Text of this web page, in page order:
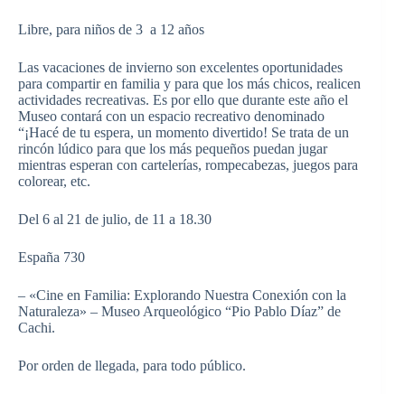
Libre, para niños de 3 a 12 años
Las vacaciones de invierno son excelentes oportunidades
para compartir en familia y para que los más chicos, realicen
actividades recreativas. Es por ello que durante este año el
Museo contará con un espacio recreativo denominado
“¡Hacé de tu espera, un momento divertido! Se trata de un
rincón lúdico para que los más pequeños puedan jugar
mientras esperan con cartelerías, rompecabezas, juegos para
colorear, etc.
Del 6 al 21 de julio, de 11 a 18.30
España 730
– «Cine en Familia: Explorando Nuestra Conexión con la
Naturaleza» – Museo Arqueológico “Pio Pablo Díaz” de
Cachi.
Por orden de llegada, para todo público.